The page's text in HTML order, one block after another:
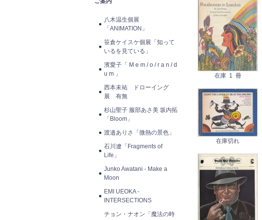
八木温生個展
「ANIMATION」
笹倉ケイスケ個展「知って
いるを見ている」
濱愛子「 M e m / o / r a n / d
u m 」
西本未祐 ドローイング
展 有無
杉山聖子 服部あさ美 坂内拓
「Bloom」
渡邉ありさ「微熱の景色」
石川遼「Fragments of
Life」
Junko Awatani - Make a
Moon
EMI UEOKA -
INTERSECTIONS
チョン・ナオン「魔法の時
在庫 1 冊
在庫切れ